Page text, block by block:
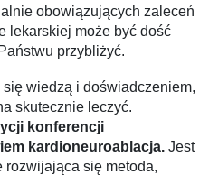
obowiązujących zaleceń
lekarskiej może być dość
przybliżyć.
wiedzą i doświadczeniem,
skutecznie leczyć.
konferencji
kardioneuroablacja. Jest
rozwijająca się metoda,